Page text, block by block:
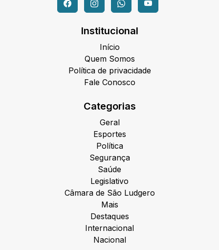
Institucional
Início
Quem Somos
Política de privacidade
Fale Conosco
Categorias
Geral
Esportes
Política
Segurança
Saúde
Legislativo
Câmara de São Ludgero
Mais
Destaques
Internacional
Nacional